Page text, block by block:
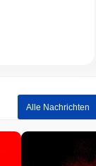
Alle Nachrichten